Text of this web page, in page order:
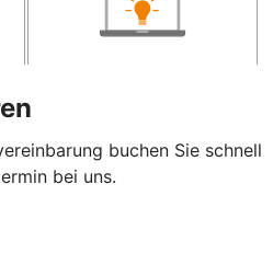
buchen Sie schnell
bei uns.